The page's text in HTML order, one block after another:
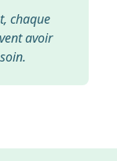
chaque
avoir